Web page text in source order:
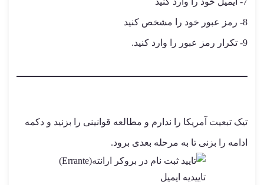
8- رمز عبور خود را مشخص کنید
9- تکرار رمز عبور را وارد کنید.
تیک تبعیت آمریکا را ندارم و مطالعه قوانینی را بزنید و دکمه
ادامه را بزنی تا به مرحله بعدی برود.
تاییدیه ایمیل